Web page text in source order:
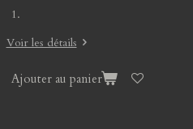
Voir les détails
Ajouter au panier